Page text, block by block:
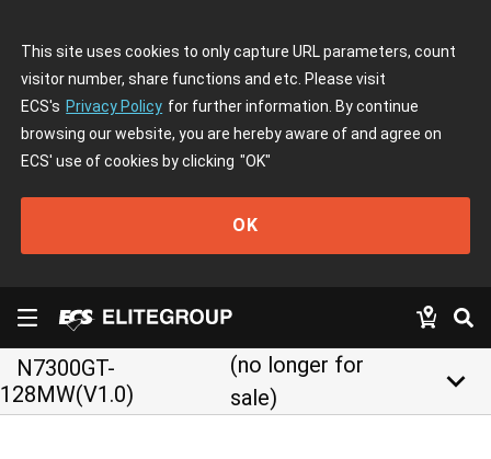
This site uses cookies to only capture URL parameters, count
visitor number, share functions and etc. Please visit
ECS's Privacy Policy for further information. By continue
browsing our website, you are hereby aware of and agree on
ECS' use of cookies by clicking "OK"
OK
N7300GT-
128MW(V1.0)
(no longer for
sale)
keyboard_arrow_down